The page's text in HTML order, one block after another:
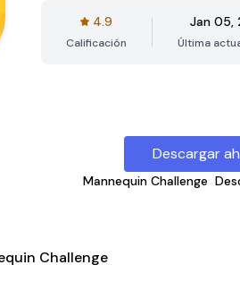
4.9
Calificación
Jan 05,
Última
Descargar
Mannequin Challenge
Challenge